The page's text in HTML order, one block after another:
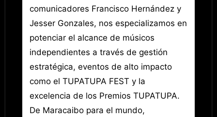
comunicadores Francisco Hernández y
Jesser Gonzales, nos especializamos en
potenciar el alcance de músicos
independientes a través de gestión
estratégica, eventos de alto impacto
como el TUPATUPA FEST y la
excelencia de los Premios TUPATUPA.
De Maracaibo para el mundo,